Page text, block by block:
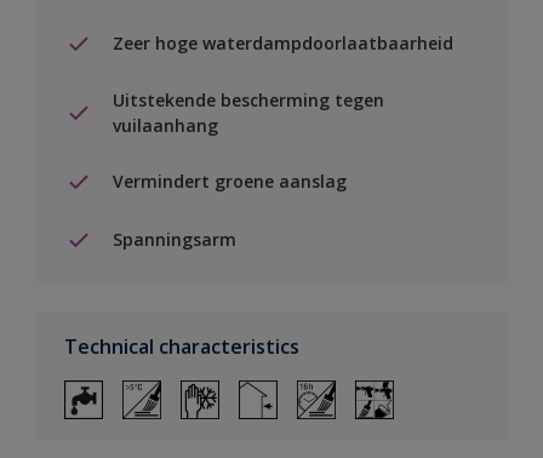
Zeer hoge waterdampdoorlaatbaarheid
Uitstekende bescherming tegen
vuilaanhang
Vermindert groene aanslag
Spanningsarm
Technical characteristics